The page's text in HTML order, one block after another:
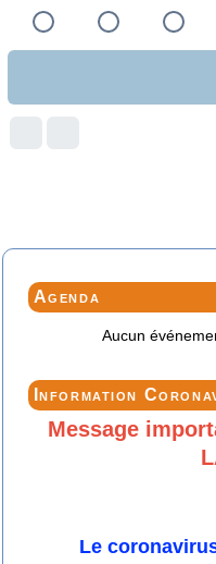
Agenda
Aucun
Information
Message
Le